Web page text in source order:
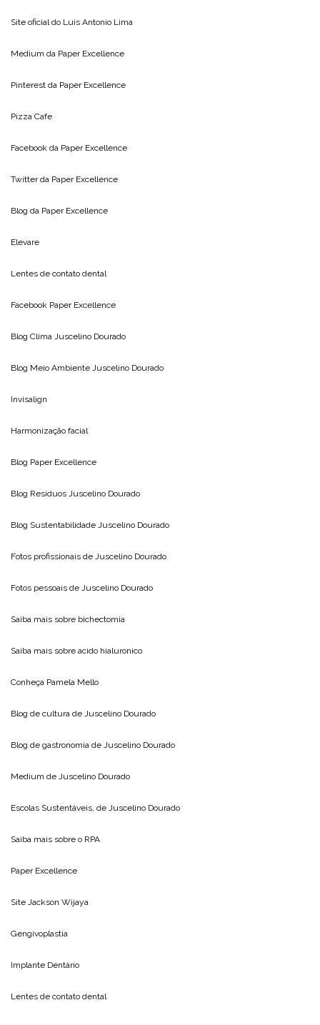
Site oficial do Luis Antonio Lima
Medium da Paper Excellence
Pinterest da Paper Excellence
Pizza Cafe
Facebook da Paper Excellence
Twitter da Paper Excellence
Blog da Paper Excellence
Elevare
Lentes de contato dental
Facebook Paper Excellence
Blog Clima Juscelino Dourado
Blog Meio Ambiente Juscelino Dourado
Invisalign
Harmonização facial
Blog Paper Excellence
Blog Resíduos Juscelino Dourado
Blog Sustentabilidade Juscelino Dourado
Fotos profissionais de Juscelino Dourado
Fotos pessoais de Juscelino Dourado
Saiba mais sobre bichectomia
Saiba mais sobre acido hialuronico
Conheça Pamela Mello
Blog de cultura de Juscelino Dourado
Blog de gastronomia de Juscelino Dourado
Medium de Juscelino Dourado
Escolas Sustentáveis, de Juscelino Dourado
Saiba mais sobre o RPA
Paper Excellence
Site Jackson Wijaya
Gengivoplastia
Implante Dentário
Lentes de contato dental